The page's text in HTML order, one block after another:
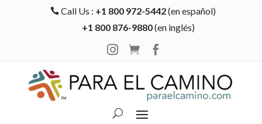
 Call Us : +1 800 972-5442(en español)
+1 800 876-9880(en inglés)

 